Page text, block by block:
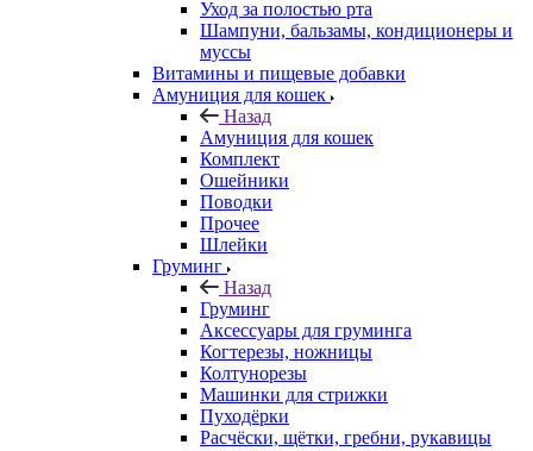
Уход за полостью рта
Шампуни, бальзамы, кондиционеры и
муссы
Витамины и пищевые добавки
Амуниция для кошек
Назад
Амуниция для кошек
Комплект
Ошейники
Поводки
Прочее
Шлейки
Груминг
Назад
Груминг
Аксессуары для груминга
Когтерезы, ножницы
Колтунорезы
Машинки для стрижки
Пуходёрки
Расчёски, щётки, гребни, рукавицы